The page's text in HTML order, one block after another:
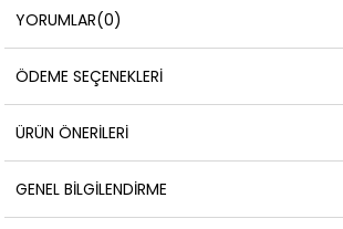
YORUMLAR(0)
ÖDEME SEÇENEKLERI
ÜRÜN ÖNERILERI
GENEL BILGILENDIRME